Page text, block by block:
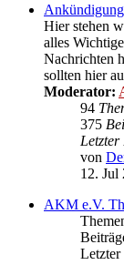
Hier stehen
alles
Nachrichten
sollten hier
Moderator:
94
375
von
12. Jul
AKM e.V.
Letzter